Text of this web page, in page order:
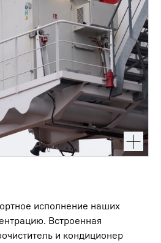
исполнение наших
Встроенная
и кондиционер